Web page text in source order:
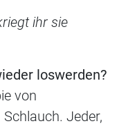
ihr sie
loswerden?
von
Jeder,